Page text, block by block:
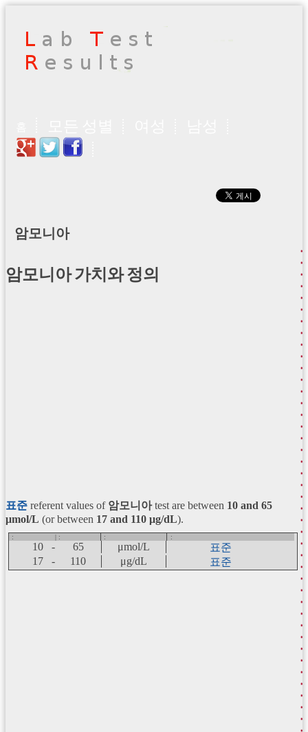
암모니아
암모니아 가치와 정의
표준 referent values of 암모니아test are between 10 and 65
μmol/L (or between 17 and 110 μg/dL).
: | : : :
10 - 65 μmol/L
표준
17 -
110 μg/dL 표준